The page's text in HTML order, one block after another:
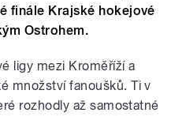
finále Krajské hokejové
Ostrohem.
ligy mezi Kroměříží a
množství fanoušků. Ti v
rozhodly až samostatné